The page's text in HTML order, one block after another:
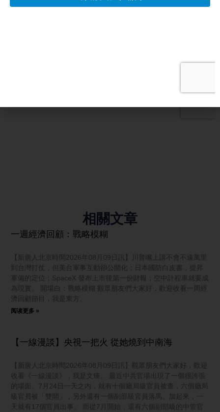
相關文章
一週經濟回顧：戰略模糊
【新唐人北京時間2026年08月09日訊】川普嘴上講不會不遠萬里
到台灣打仗，但美台軍事互動卻公開化；日本國防白皮書，提昇
軍備的定位；SpaceX 發布上市後第一份財報；空中計程車就要成
為現實。 開場白：戰略模糊 觀眾朋友們大家好，歡迎收看一周經
濟回顧節目，我是東方。
阅读更多 »
【一線漫談】央視一把火 從她燒到中南海
【新唐人北京時間2026年08月09日訊】觀眾朋友們大家好，歡迎
收看《一線漫談》，我是文臻。 最近中共官場出現了一個很誇張
的場面。7月24日一天之內，就有十個廳局級官員被查，六個廳局
級官員被「雙開」，另外還有一個副部級官員落馬。加起來，一
天就有17個官員出事。 而從7月開始，還有六個副部級的中管官